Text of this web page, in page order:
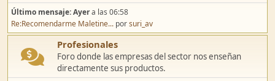
Último mensaje:Ayera las 06:58
Re:Recomendarme Maletine... porsuri_av
Profesionales
Foro donde las empresas del sector nos enseñan
directamente sus productos.